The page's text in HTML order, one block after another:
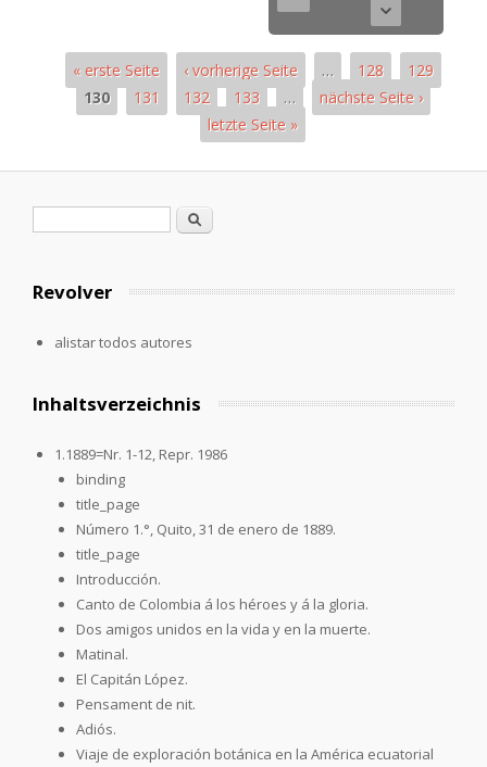
« erste Seite ‹ vorherige Seite … 128
129
130
131 132 133 …
nächste Seite ›
letzte Seite »
Formulario de búsqueda
Buscar
Revolver
alistar todos autores
Inhaltsverzeichnis
1.1889=Nr. 1-12, Repr. 1986
binding
title_page
Número 1.°, Quito, 31 de enero de 1889.
title_page
Introducción.
Canto de Colombia á los héroes y á la gloria.
Dos amigos unidos en la vida y en la muerte.
Matinal.
El Capitán López.
Pensament de nit.
Adiós.
Viaje de exploración botánica en la América ecuatorial